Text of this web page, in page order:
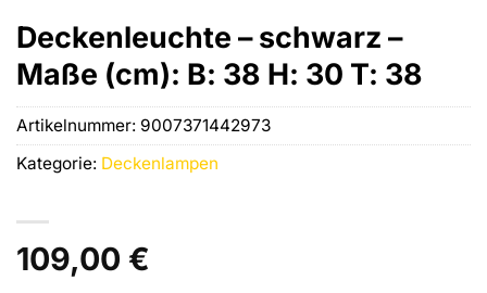
Deckenleuchte – schwarz –
Maße (cm): B: 38 H: 30 T: 38
109,00 €
Artikelnummer: 9007371442973
Kategorie: Deckenlampen